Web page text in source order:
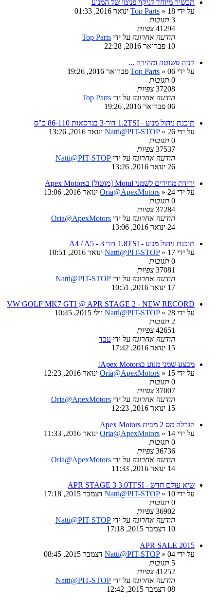
תכשיר מיוחד לניקוי פנימי של המנוע
על ידי
Top Parts » 18 ינואר 2016, 01:33
3 תגובות
41294 צפיות
הודעה אחרונה על ידי Top Parts
10 פברואר 2016, 22:28
קניה פשוטה ומהירה ...
על ידי
Top Parts » 06 פברואר 2016, 19:26
0 תגובות
37208 צפיות
הודעה אחרונה על ידי Top Parts
06 פברואר 2016, 19:26
תוכנת ניהול מנוע - 1.2TSI דור-3 בגרסאות 86-110 כ"ס
על ידי
Natti@PIT-STOP» 26 ינואר 2016, 13:26
0 תגובות
37537 צפיות
הודעה אחרונה על ידי Natti@PIT-STOP
26 ינואר 2016, 13:26
ירידת מחירים לשמני Motul [מוטול] בApex Motors
על ידי
Oria@ApexMotors » 24 ינואר 2016, 13:06
0 תגובות
37284 צפיות
הודעה אחרונה על ידי Oria@ApexMotors
24 ינואר 2016, 13:06
תוכנת ניהול מנוע - 1.8TSI דור 3 - A4 / A5
על ידי
Natti@PIT-STOP» 17 ינואר 2016, 10:51
0 תגובות
37081 צפיות
הודעה אחרונה על ידי Natti@PIT-STOP
17 ינואר 2016, 10:51
VW GOLF MK7 GTI @ APR STAGE 2 - NEW RECORD
על ידי
Natti@PIT-STOP» 28 יולי 2015, 10:45
2 תגובות
42651 צפיות
הודעה אחרונה על ידי עבד
15 ינואר 2016, 17:42
מבצע שמני מנוע בApex Motors!
על ידי
Oria@ApexMotors » 15 ינואר 2016, 12:23
0 תגובות
37007 צפיות
הודעה אחרונה על ידי Oria@ApexMotors
15 ינואר 2016, 12:23
הגרלה מס 2 מבית Apex Motors
על ידי
Oria@ApexMotors » 14 ינואר 2016, 11:33
0 תגובות
36736 צפיות
הודעה אחרונה על ידי Oria@ApexMotors
14 ינואר 2016, 11:33
שיא עולם חדש - APR STAGE 3 3.0TFSI
על ידי
Natti@PIT-STOP» 10 דצמבר 2015, 17:18
0 תגובות
36902 צפיות
הודעה אחרונה על ידי Natti@PIT-STOP
10 דצמבר 2015, 17:18
APR SALE 2015
על ידי
Natti@PIT-STOP» 04 דצמבר 2015, 08:45
5 תגובות
41252 צפיות
הודעה אחרונה על ידי Natti@PIT-STOP
08 דצמבר 2015, 12:42